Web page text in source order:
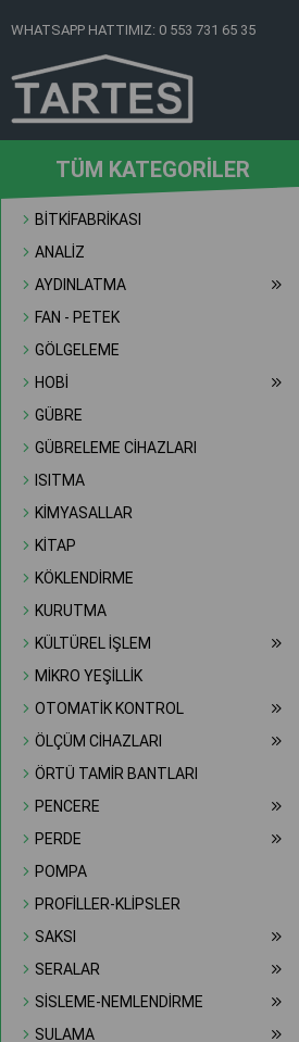
WHATSAPP HATTIMIZ: 0 553 731 65 35
TÜM KATEGORİLER
BİTKİFABRİKASI
ANALİZ
AYDINLATMA
FAN - PETEK
GÖLGELEME
HOBİ
GÜBRE
GÜBRELEME CİHAZLARI
ISITMA
KİMYASALLAR
KİTAP
KÖKLENDİRME
KURUTMA
KÜLTÜREL İŞLEM
MİKRO YEŞİLLİK
OTOMATİK KONTROL
ÖLÇÜM CİHAZLARI
ÖRTÜ TAMİR BANTLARI
PENCERE
PERDE
POMPA
PROFİLLER-KLİPSLER
SAKSI
SERALAR
SİSLEME-NEMLENDİRME
SULAMA